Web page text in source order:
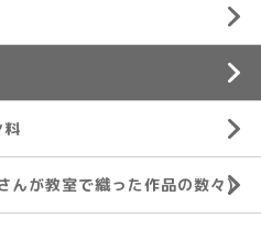
が教室で織った作品の数々)